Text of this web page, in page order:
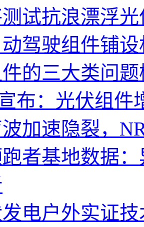
试抗浪漂浮
驾驶组件铺
的三大类问
布：光伏组件
加速隐裂，
者基地数据
发电户外实证